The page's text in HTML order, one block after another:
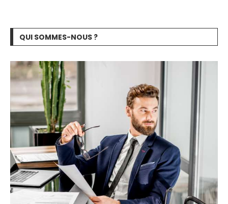
QUI SOMMES-NOUS ?